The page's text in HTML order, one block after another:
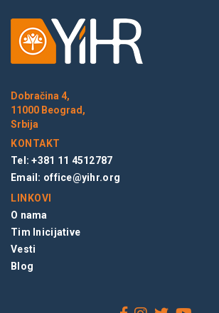
Dobračina 4,
11000 Beograd,
Srbija
KONTAKT
Tel: +381 11 4512787
Email: office@yihr.org
LINKOVI
O nama
Tim Inicijative
Vesti
Blog